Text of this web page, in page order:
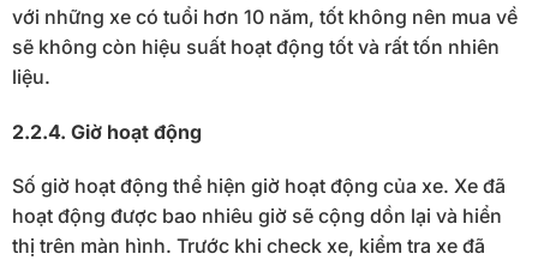
với những xe có tuổi hơn 10 năm, tốt không nên mua về
sẽ không còn hiệu suất hoạt động tốt và rất tốn nhiên
liệu.
2.2.4. Giờ hoạt động
Số giờ hoạt động thể hiện giờ hoạt động của xe. Xe đã
hoạt động được bao nhiêu giờ sẽ cộng dồn lại và hiển
thị trên màn hình. Trước khi check xe, kiểm tra xe đã